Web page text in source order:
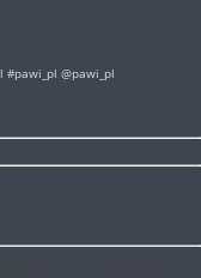
@pawi_pl